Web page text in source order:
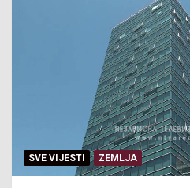
SVE VIJESTI ZEMLJA